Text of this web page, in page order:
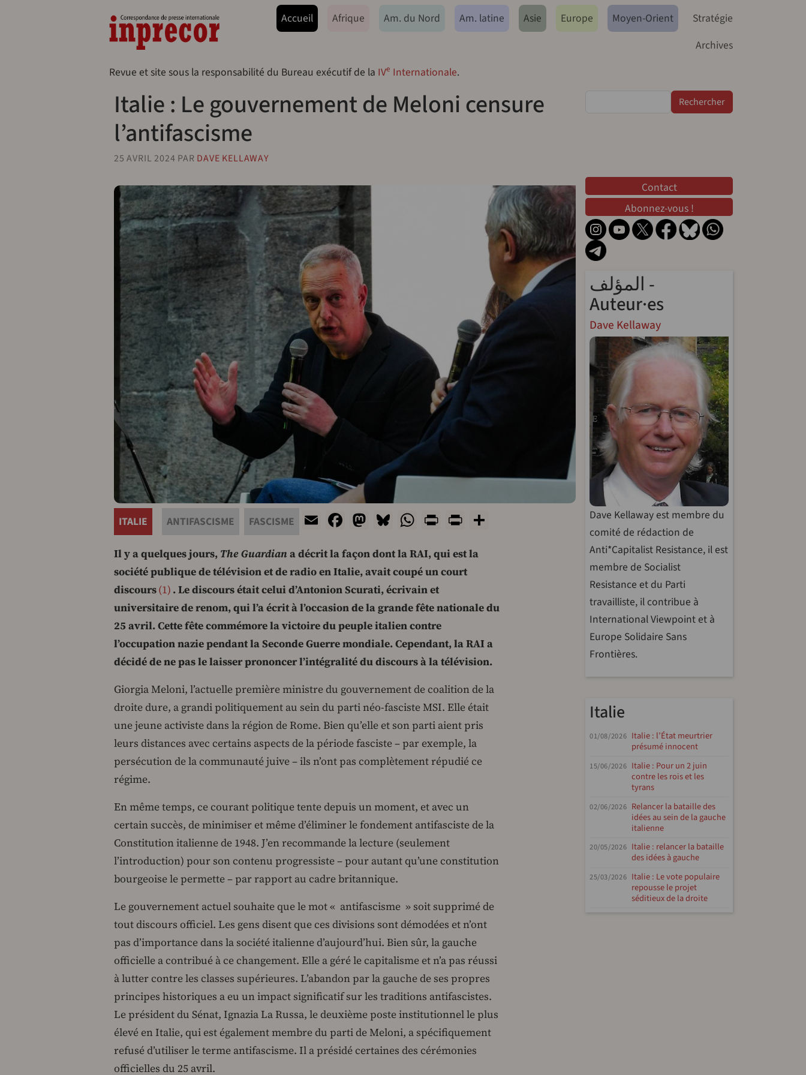
Navegação principal
Accueil Afrique Am. du Nord Am. latine Asie Europe Moyen-Orient
Stratégie
Archives
Revue et site sous la responsabilité du Bureau exécutif de la IVe Internationale.
Italie : Le gouvernement de Meloni censure
l’antifascisme
25 AVRIL 2024 PAR DAVE KELLAWAY
ITALIE ANTIFASCISME FASCISME EmailFacebook
Mastodon
Bluesky
WhatsApp
PrintPrintFriendly
Il y a quelques jours, The Guardiana décrit la façon dont la RAI, qui est la
société publique de télévision et de radio en Italie, avait coupé un court
discours 1 . Le discours était celui d’Antonion Scurati, écrivain et
universitaire de renom, qui l’a écrit à l’occasion de la grande fête nationale du
25 avril. Cette fête commémore la victoire du peuple italien contre
l’occupation nazie pendant la Seconde Guerre mondiale. Cependant, la RAI a
décidé de ne pas le laisser prononcer l’intégralité du discours à la télévision.
Giorgia Meloni, l’actuelle première ministre du gouvernement de coalition de la
droite dure, a grandi politiquement au sein du parti néo-fasciste MSI. Elle était
une jeune activiste dans la région de Rome. Bien qu’elle et son parti aient pris
leurs distances avec certains aspects de la période fasciste – par exemple, la
persécution de la communauté juive – ils n’ont pas complètement répudié ce
régime.
En même temps, ce courant politique tente depuis un moment, et avec un
certain succès, de minimiser et même d’éliminer le fondement antifasciste de la
Constitution italienne de 1948. J’en recommande la lecture (seulement
l’introduction) pour son contenu progressiste – pour autant qu’une constitution
bourgeoise le permette – par rapport au cadre britannique.
Le gouvernement actuel souhaite que le mot « antifascisme » soit supprimé de
tout discours officiel. Les gens disent que ces divisions sont démodées et n’ont
pas d’importance dans la société italienne d’aujourd’hui. Bien sûr, la gauche
officielle a contribué à ce changement. Elle a géré le capitalisme et n’a pas réussi
à lutter contre les classes supérieures. L’abandon par la gauche de ses propres
principes historiques a eu un impact significatif sur les traditions antifascistes.
Le président du Sénat, Ignazia La Russa, le deuxième poste institutionnel le plus
élevé en Italie, qui est également membre du parti de Meloni, a spécifiquement
refusé d’utiliser le terme antifascisme. Il a présidé certaines des cérémonies
officielles du 25 avril.
Contact
Abonnez-vous !
المؤلف -
Auteur·es
Dave Kellaway
Dave Kellaway est membre du
comité de rédaction de
Anti*Capitalist Resistance, il est
membre de Socialist
Resistance et du Parti
travailliste, il contribue à
International Viewpoint et à
Europe Solidaire Sans
Frontières.
Italie
01/08/2026 Italie : l’État meurtrier
présumé innocent
15/06/2026 Italie : Pour un 2 juin
contre les rois et les
tyrans
02/06/2026 Relancer la bataille des
idées au sein de la gauche
italienne
20/05/2026 Italie : relancer la bataille
des idées à gauche
25/03/2026 Italie : Le vote populaire
repousse le projet
séditieux de la droite